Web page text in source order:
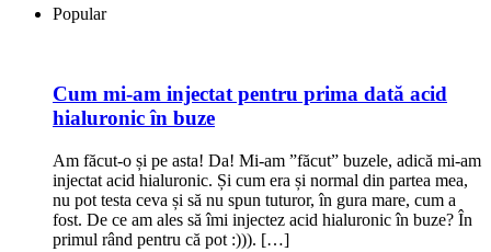
Popular
Cum mi-am injectat pentru prima dată acid
hialuronic în buze
Am făcut-o și pe asta! Da! Mi-am ”făcut” buzele, adică mi-am
injectat acid hialuronic. Și cum era și normal din partea mea,
nu pot testa ceva și să nu spun tuturor, în gura mare, cum a
fost. De ce am ales să îmi injectez acid hialuronic în buze? În
primul rând pentru că pot :))). […]